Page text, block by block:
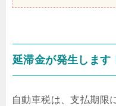
延滞金が発生します
自動車税は、支払期限